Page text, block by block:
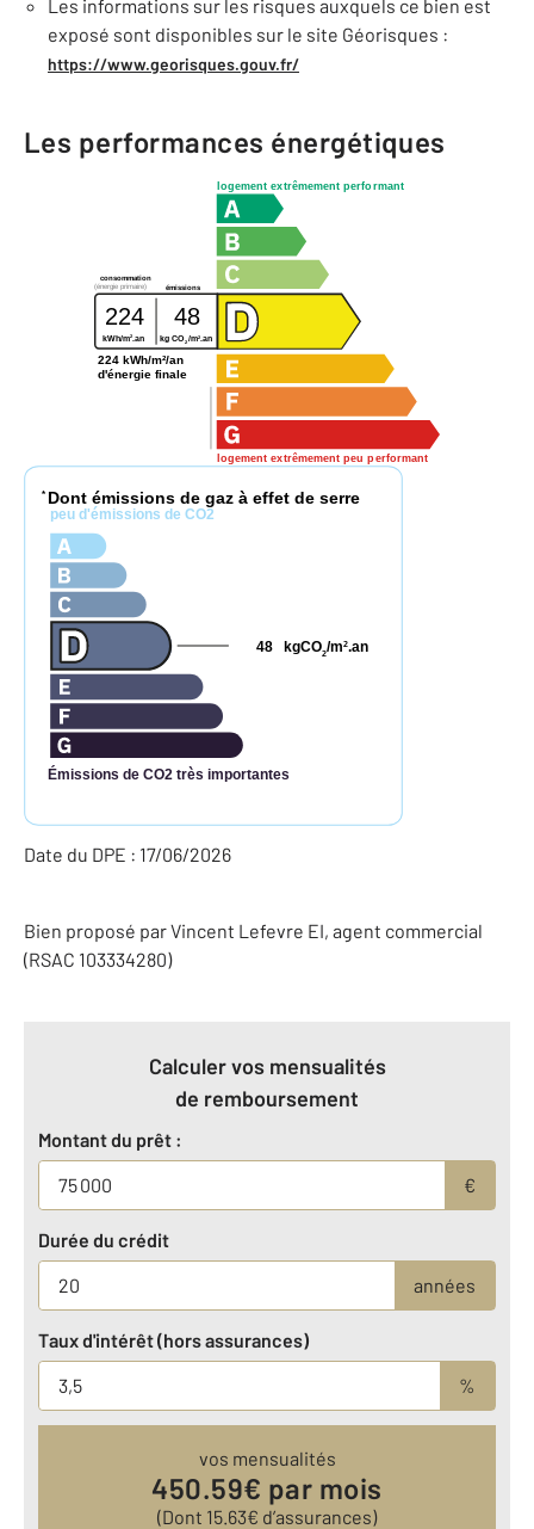
Les informations sur les risques auxquels ce bien est
exposé sont disponibles sur le site Géorisques :
https://www.georisques.gouv.fr/
Les performances énergétiques
logement extrêmement performant
logement extrêmement peu performant
consommation
émissions
(énergie primaire)
224 48
kWh/m2.an kg CO2 /m2 .an
224 kWh/m²/an
d'énergie finale
* Dont émissions de gaz à effet de serre
peu d'émissions de CO2
Émissions de CO2 très importantes
kgCO2/m2.an
48
Date du DPE : 17/06/2026
Bien proposé parVincent Lefevre EI, agent commercial
(RSAC 103334280)
Calculer vos mensualités
de remboursement
Montant du prêt :
€
Durée du crédit
années
Taux d'intérêt (hors assurances)
%
vos mensualités
450.59€ par mois
(Dont 15.63€ d’assurances)